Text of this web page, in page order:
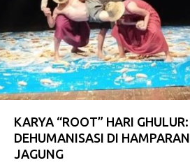
KARYA “ROOT” HARI GHULUR:
DEHUMANISASI DI HAMPARAN
JAGUNG